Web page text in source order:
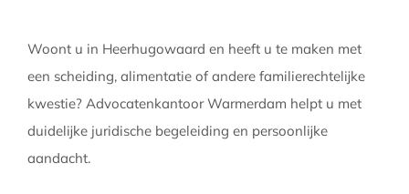
Woont u in Heerhugowaard en heeft u te maken met
een scheiding, alimentatie of andere familierechtelijke
kwestie? Advocatenkantoor Warmerdam helpt u met
duidelijke juridische begeleiding en persoonlijke
aandacht.